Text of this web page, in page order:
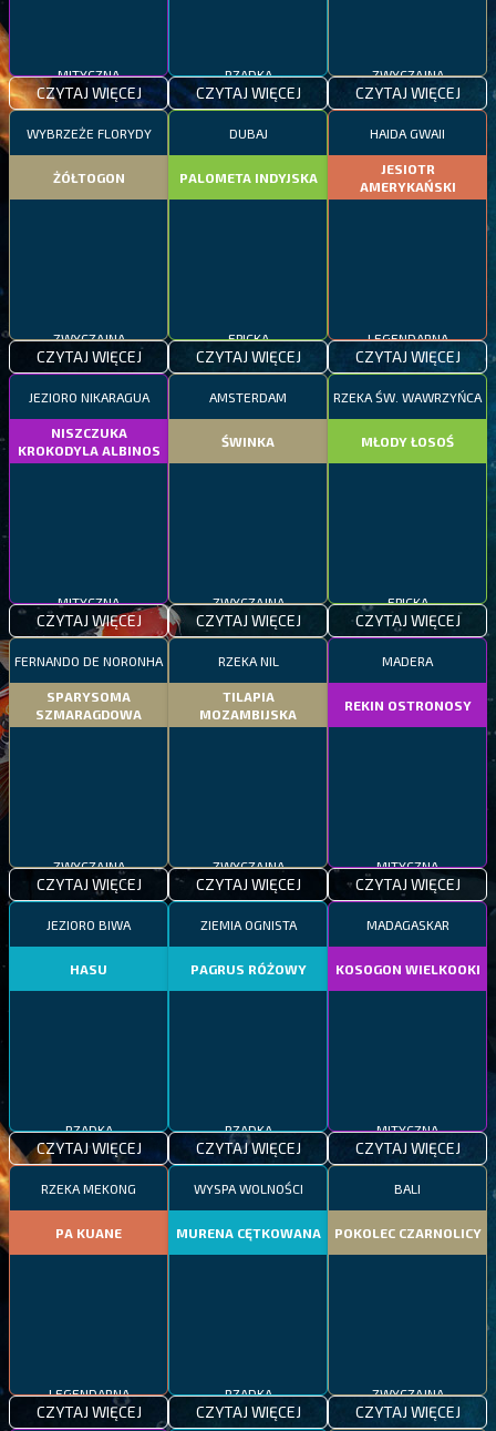
MITYCZNA
CZYTAJ WIĘCEJ
RZADKA
CZYTAJ WIĘCEJ
ZWYCZAJNA
CZYTAJ WIĘCEJ
WYBRZEŻE FLORYDY
ŻÓŁTOGON
ZWYCZAJNA
CZYTAJ WIĘCEJ
DUBAJ
PALOMETA INDYJSKA
EPICKA
CZYTAJ WIĘCEJ
HAIDA GWAII
JESIOTR
AMERYKAŃSKI
LEGENDARNA
CZYTAJ WIĘCEJ
JEZIORO NIKARAGUA
NISZCZUKA
KROKODYLA ALBINOS
MITYCZNA
CZYTAJ WIĘCEJ
AMSTERDAM
ŚWINKA
ZWYCZAJNA
CZYTAJ WIĘCEJ
RZEKA ŚW. WAWRZYŃCA
MŁODY ŁOSOŚ
EPICKA
CZYTAJ WIĘCEJ
FERNANDO DE NORONHA
SPARYSOMA
SZMARAGDOWA
ZWYCZAJNA
CZYTAJ WIĘCEJ
RZEKA NIL
TILAPIA
MOZAMBIJSKA
ZWYCZAJNA
CZYTAJ WIĘCEJ
MADERA
REKIN OSTRONOSY
MITYCZNA
CZYTAJ WIĘCEJ
JEZIORO BIWA
HASU
RZADKA
CZYTAJ WIĘCEJ
ZIEMIA OGNISTA
PAGRUS RÓŻOWY
RZADKA
CZYTAJ WIĘCEJ
MADAGASKAR
KOSOGON WIELKOOKI
MITYCZNA
CZYTAJ WIĘCEJ
RZEKA MEKONG
PA KUANE
LEGENDARNA
CZYTAJ WIĘCEJ
WYSPA WOLNOŚCI
MURENA CĘTKOWANA
RZADKA
CZYTAJ WIĘCEJ
BALI
POKOLEC CZARNOLICY
ZWYCZAJNA
CZYTAJ WIĘCEJ